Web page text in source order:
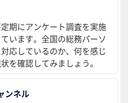
期にアンケート調査を実施
います。全国の総務パーソ
応しているのか、何を感じ
を確認してみましょう。
ンネル